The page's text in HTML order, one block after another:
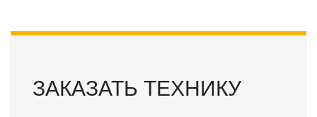
ЗАКАЗАТЬ ТЕХНИКУ